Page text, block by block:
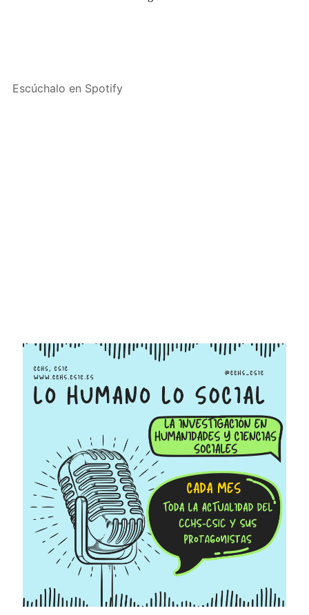
Escúchalo en Spotify